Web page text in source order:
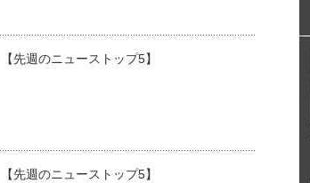
【先週のニューストップ5】
【先週のニューストップ5】